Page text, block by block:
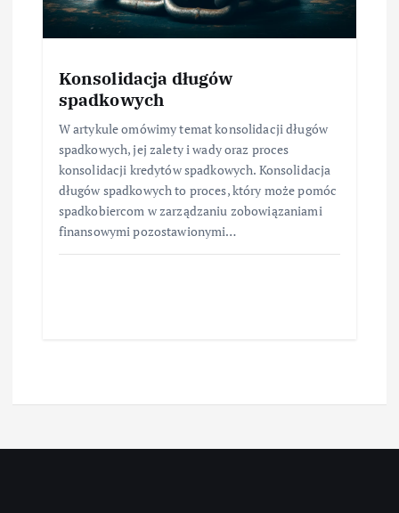
Konsolidacja długów
spadkowych
W artykule omówimy temat konsolidacji długów
spadkowych, jej zalety i wady oraz proces
konsolidacji kredytów spadkowych. Konsolidacja
długów spadkowych to proces, który może pomóc
spadkobiercom w zarządzaniu zobowiązaniami
finansowymi pozostawionymi…